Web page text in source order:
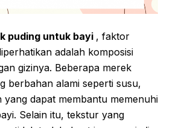
puding untuk bayi , faktor
adalah komposisi
gizinya. Beberapa merek
berbahan alami seperti susu,
dapat membantu memenuhi
Selain itu, tekstur yang